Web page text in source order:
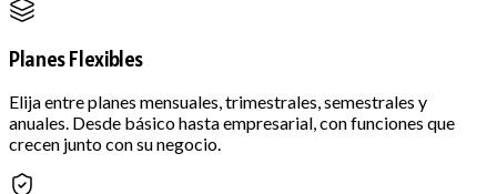
Planes Flexibles
Elija entre planes mensuales, trimestrales, semestrales y
anuales. Desde básico hasta empresarial, con funciones que
crecen junto con su negocio.